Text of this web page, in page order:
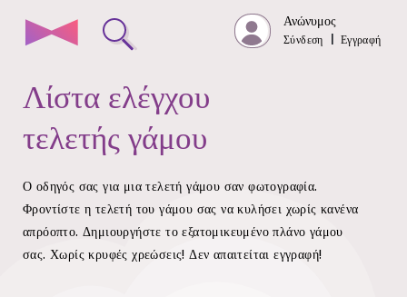
Ανώνυμος
Σύνδεση Εγγραφή
Λίστα ελέγχου
τελετής γάμου
Ο οδηγός σας για μια τελετή γάμου σαν φωτογραφία.
Φροντίστε η τελετή του γάμου σας να κυλήσει χωρίς κανένα
απρόοπτο. Δημιουργήστε το εξατομικευμένο πλάνο γάμου
σας. Χωρίς κρυφές χρεώσεις! Δεν απαιτείται εγγραφή!